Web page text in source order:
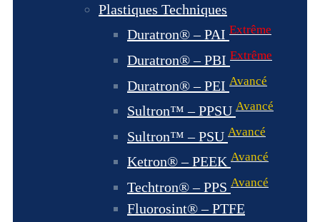
Plastiques Techniques
Duratron® – PAI Extrême
Duratron® – PBI Extrême
Duratron® – PEI Avancé
Sultron™ – PPSU Avancé
Sultron™ – PSU Avancé
Ketron® – PEEK Avancé
Techtron® – PPS Avancé
Fluorosint® – PTFE